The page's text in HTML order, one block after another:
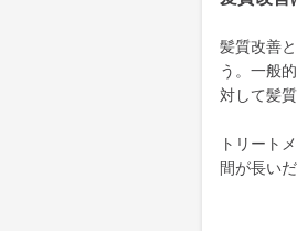
髪質改善
う。一般
対して髪
トリート
間が長い